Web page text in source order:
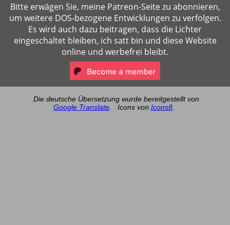
Bitte erwägen Sie, meine Patreon-Seite zu abonnieren,
um weitere DOS-bezogene Entwicklungen zu verfolgen.
Es wird auch dazu beitragen, dass die Lichter
eingeschaltet bleiben, ich satt bin und diese Website
online und werbefrei bleibt.
Die deutsche Übersetzung wurde bereitgestellt von
Google Translate
Icons von Icons8